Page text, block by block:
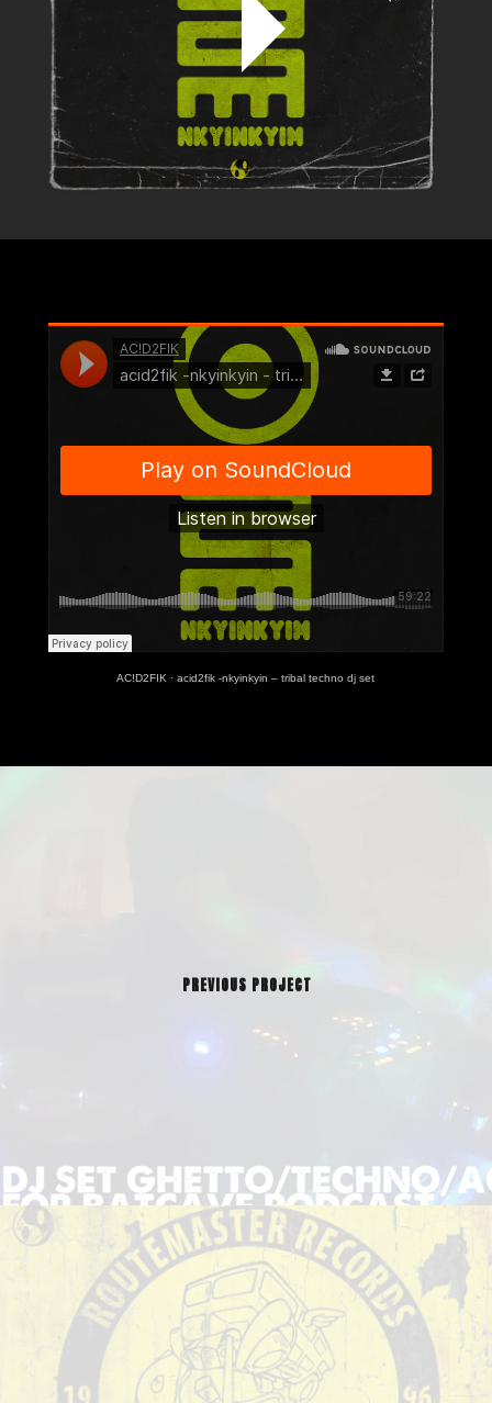
AC!D2FIK ·acid2fik -nkyinkyin – tribal techno dj set
PREVIOUS PROJECT